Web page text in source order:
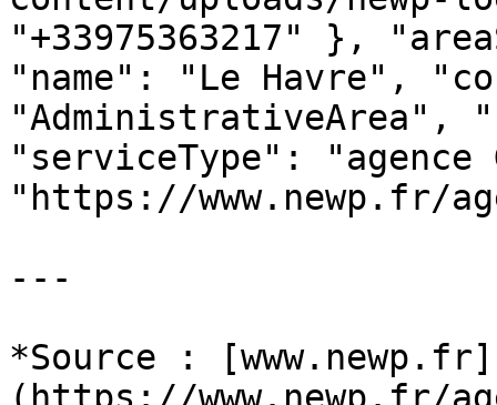
"+33975363217" },
"name": "Le Havre",
"AdministrativeArea",
"serviceType":
"https://www.newp.fr/
---
*Source : [www.newp.fr]